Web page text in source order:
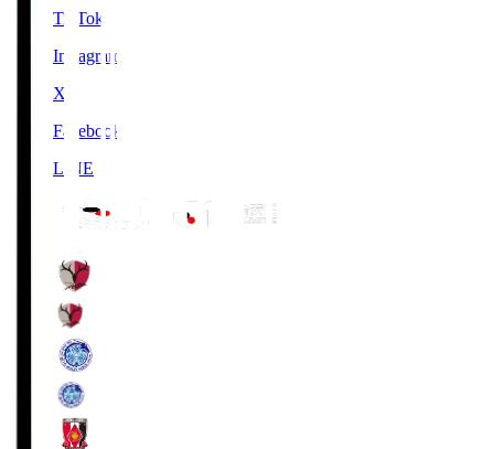
TikTok
Instagram
X
Facebook
LINE